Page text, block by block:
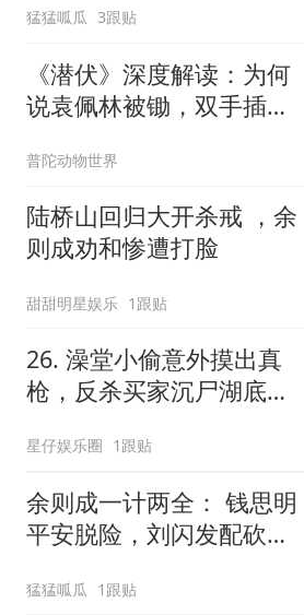
猛猛呱瓜 3跟贴
《潜伏》深度解读：为何
说袁佩林被锄，双手插兜
普陀动物世界
陆桥山回归大开杀戒 ，余
则成劝和惨遭打脸
甜甜明星娱乐 1跟贴
26. 澡堂小偷意外摸出真
枪，反杀买家沉尸湖底，
星仔娱乐圈 1跟贴
余则成一计两全： 钱思明
平安脱险，刘闪发配砍甘
眼
猛猛呱瓜 1跟贴